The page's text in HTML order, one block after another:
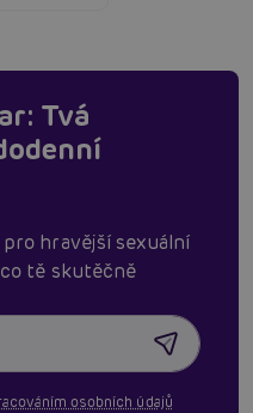
Tvá
hravější sexuální
tě skutěčně
osobních údajů